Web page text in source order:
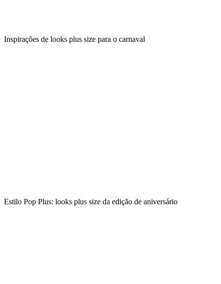
Inspirações de looks plus size para o carnaval
Estilo Pop Plus: looks plus size da edição de aniversário